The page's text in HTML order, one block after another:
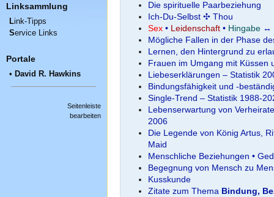
Linksammlung
Link-Tipps
Service Links
Portale
• David R. Hawkins
Seitenleiste
bearbeiten
Die spirituelle Paarbeziehung
Ich-Du-Selbst ✣ Thou
Sex• Leidenschaft• Hingabe↔
Mögliche Fallen in der Phase
Lernen, den Hintergrund zu
Frauen im Umgang mit Küssen
Liebeserklärungen – Statistik
Bindungsfähigkeit und -
Single-Trend – Statistik 1988-
Lebenserwartung von
2006
Die Legende von König Artus,
Maid
Menschliche Beziehungen •
Begegnung von Mensch zu
Kusskunde
Zitate zum Thema Bindung,